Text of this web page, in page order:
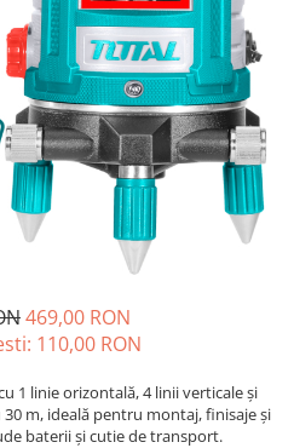
469,00 RON
110,00 RON
1 linie orizontală, 4 linii verticale și
m, ideală pentru montaj, finisaje și
baterii și cutie de transport.